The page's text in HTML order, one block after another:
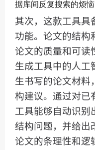
据库间反复搜索的烦恼
其次，这款工具具
功能。论文的结构
论文的质量和可读
生成工具中的人工
生书写的论文材料
构建议。通过对已
工具能够自动识别
结构问题，并给出
论文的条理性和逻